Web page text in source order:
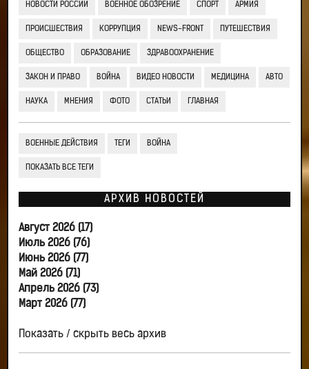
НОВОСТИ РОССИИ ВОЕННОЕ ОБОЗРЕНИЕ СПОРТ АРМИЯ
ПРОИСШЕСТВИЯ КОРРУПЦИЯ NEWS-FRONT ПУТЕШЕСТВИЯ
ОБЩЕСТВО ОБРАЗОВАНИЕ ЗДРАВООХРАНЕНИЕ
ЗАКОН И ПРАВО ВОЙНА ВИДЕО НОВОСТИ МЕДИЦИНА АВТО
НАУКА МНЕНИЯ ФОТО СТАТЬИ ГЛАВНАЯ
ВОЕННЫЕ ДЕЙСТВИЯ ТЕГИ ВОЙНА
ПОКАЗАТЬ ВСЕ ТЕГИ
АРХИВ НОВОСТЕЙ
Август 2026 (17)
Июль 2026 (76)
Июнь 2026 (77)
Май 2026 (71)
Апрель 2026 (73)
Март 2026 (77)
Показать / скрыть весь архив